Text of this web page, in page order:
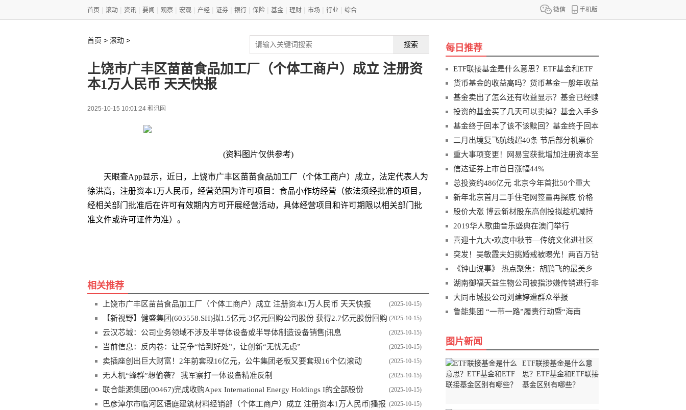
微信 手机版
首页 滚动 资讯 要闻 观察 宏观 产经 证券 银行 保险 基金 理财 市场 行业 综合
首页 > 滚动 > 搜索
上饶市广丰区苗苗食品加工厂（个体工商户）成立 注册资
本1万人民币 天天快报
2025-10-15 10:01:24 和讯网
(资料图片仅供参考)
天眼查App显示，近日，上饶市广丰区苗苗食品加工厂（个体工商户）成立，法定代表人为
徐洪高，注册资本1万人民币，经营范围为许可项目：食品小作坊经营（依法须经批准的项目，
经相关部门批准后在许可有效期内方可开展经营活动，具体经营项目和许可期限以相关部门批
准文件或许可证件为准）。
相关推荐
(2025-10-15)
上饶市广丰区苗苗食品加工厂（个体工商户）成立 注册资本1万人民币 天天快报
(2025-10-15)
【新视野】健盛集团(603558.SH)拟1.5亿元-3亿元回购公司股份 获得2.7亿元股份回购
资金贷款支持
(2025-10-15)
云汉芯城：公司业务领域不涉及半导体设备或半导体制造设备销售|讯息
(2025-10-15)
当前信息：反内卷：让竞争“恰到好处”，让创新“无忧无虑”
(2025-10-15)
卖插座创出巨大财富！2年前套现16亿元，公牛集团老板又要套现16个亿|滚动
(2025-10-15)
无人机“蜂群”想偷袭？ 我军察打一体设备精准反制
(2025-10-15)
联合能源集团(00467)完成收购Apex International Energy Holdings I的全部股份
(2025-10-15)
巴彦淖尔市临河区语庭建筑材料经销部（个体工商户）成立 注册资本1万人民币|播报
每日推荐
ETF联接基金是什么意思？ETF基金和ETF
联
货币基金的收益高吗？货币基金一般年收益
基金卖出了怎么还有收益显示？基金已经赎
投资的基金买了几天可以卖掉？基金入手多
基金终于回本了该不该赎回？基金终于回本
二月出境复飞航线超40条 节后部分机票价
重大事项变更！网易宝获批增加注册资本至
信达证券上市首日涨幅44%
总投资约486亿元 北京今年首批50个重大
新年北京首月二手住宅网签量再探底 价格
股价大涨 博云新材股东高创投拟趁机减持
2019华人歌曲音乐盛典在澳门举行
喜迎十九大•欢度中秋节—传统文化进社区
突发！吴敏霞夫妇挑婚戒被曝光！两百万钻
《钟山说事》 热点聚焦：胡鹏飞的最美乡
湖南御福天益生物公司被指涉嫌传销进行非
大同市城投公司刘建婷遭群众举报
鲁能集团 “一带一路”履责行动暨“海南
图片新闻
ETF联接基金是什么意
思？ETF基金和ETF联接
基金区别有哪些？